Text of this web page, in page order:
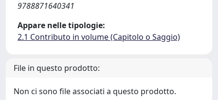
9788871640341
Appare nelle tipologie:
2.1 Contributo in volume (Capitolo o Saggio)
File in questo prodotto:
Non ci sono file associati a questo prodotto.